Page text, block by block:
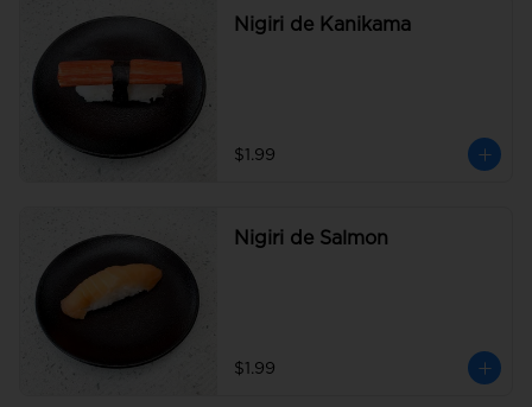
Nigiri de Kanikama
$1.99
Nigiri de Salmon
$1.99